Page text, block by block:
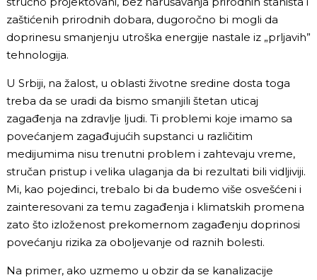
zaštićenih prirodnih dobara, dugoročno bi mogli da
doprinesu smanjenju utroška energije nastale iz „prljavih”
tehnologija.
U Srbiji, na žalost, u oblasti životne sredine dosta toga
treba da se uradi da bismo smanjili štetan uticaj
zagađenja na zdravlje ljudi. Ti problemi koje imamo sa
povećanjem zagađujućih supstanci u različitim
medijumima nisu trenutni problem i zahtevaju vreme,
stručan pristup i velika ulaganja da bi rezultati bili vidljiviji.
Mi, kao pojedinci, trebalo bi da budemo više osvešćeni i
zainteresovani za temu zagađenja i klimatskih promena
zato što izloženost prekomernom zagađenju doprinosi
povećanju rizika za oboljevanje od raznih bolesti.
Na primer, ako uzmemo u obzir da se kanalizacije